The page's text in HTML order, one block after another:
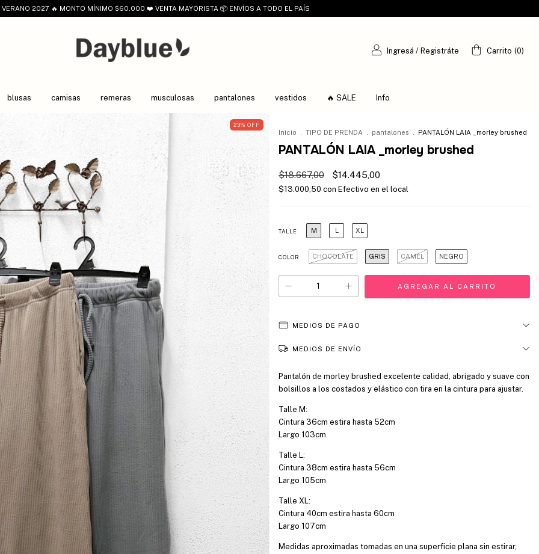
VERANO 2027 🔥 MONTO MÍNIMO $60.000 ❤️ VENTA MAYORISTA 📦 ENVÍOS A TODO EL PAÍS
Ingresá / Registráte Carrito (0)
blusas camisas remeras musculosas pantalones vestidos 🔥 SALE Info
23% OFF
Inicio TIPO DE PRENDA pantalones PANTALÓN LAIA _morley brushed
PANTALÓN LAIA _morley brushed
$18.667,00 $14.445,00
$13.000,50 con Efectivo en el local
TALLE M L XL
COLOR CHOCOLATE GRIS CAMEL NEGRO
MEDIOS DE PAGO
MEDIOS DE ENVÍO
Pantalón de morley brushed excelente calidad, abrigado y suave con
bolsillos a los costados y elástico con tira en la cintura para ajustar.
Talle M:
Cintura 36cm estira hasta 52cm
Largo 103cm
Talle L:
Cintura 38cm estira hasta 56cm
Largo 105cm
Talle XL:
Cintura 40cm estira hasta 60cm
Largo 107cm
Medidas aproximadas tomadas en una superficie plana sin estirar,